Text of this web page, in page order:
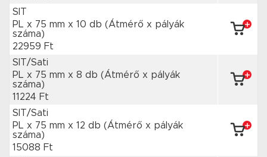
SIT
PL x 75 mm x 10 db (Átmérő x pályák
száma)
22959 Ft
SIT/Sati
PL x 75 mm x 8 db (Átmérő x pályák
száma)
11224 Ft
SIT/Sati
PL x 75 mm x 12 db (Átmérő x pályák
száma)
15088 Ft